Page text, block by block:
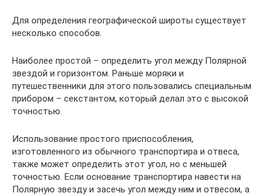
Для определения географической широты существует
несколько способов.
Наиболее простой – определить угол между Полярной
звездой и горизонтом. Раньше моряки и
путешественники для этого пользовались специальным
прибором – секстантом, который делал это с высокой
точностью.
Использование простого приспособления,
изготовленного из обычного транспортира и отвеса,
также может определить этот угол, но с меньшей
точностью. Если основание транспортира навести на
Полярную звезду и засечь угол между ним и отвесом, а